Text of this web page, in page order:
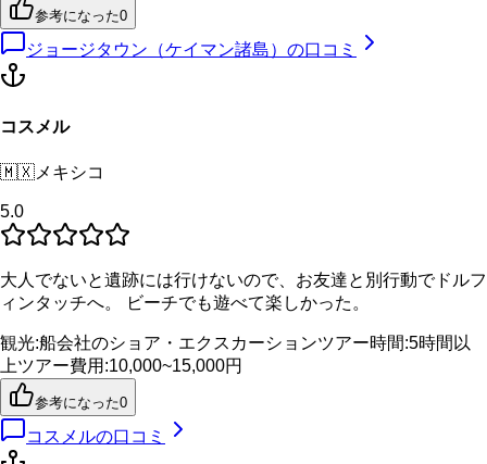
参考になった0
ジョージタウン（ケイマン諸島） の口コミ
コスメル
🇲🇽 メキシコ
5.0
大人でないと遺跡には行けないので、お友達と別行動でドルフ
ィンタッチへ。 ビーチでも遊べて楽しかった。
観光:船会社のショア・エクスカーションツアー時間:5時間以
上ツアー費用 :10,000~15,000円
参考になった0
コスメルの口コミ